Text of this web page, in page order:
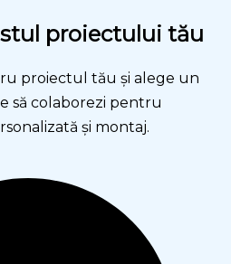
proiectului tău
proiectul tău şi alege un
să colaborezi pentru
şi montaj.